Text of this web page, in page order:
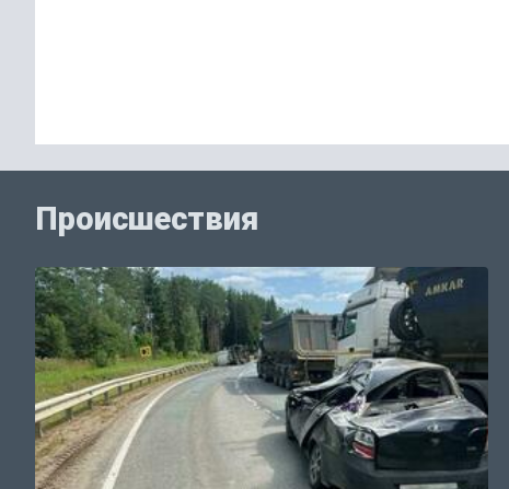
Происшествия